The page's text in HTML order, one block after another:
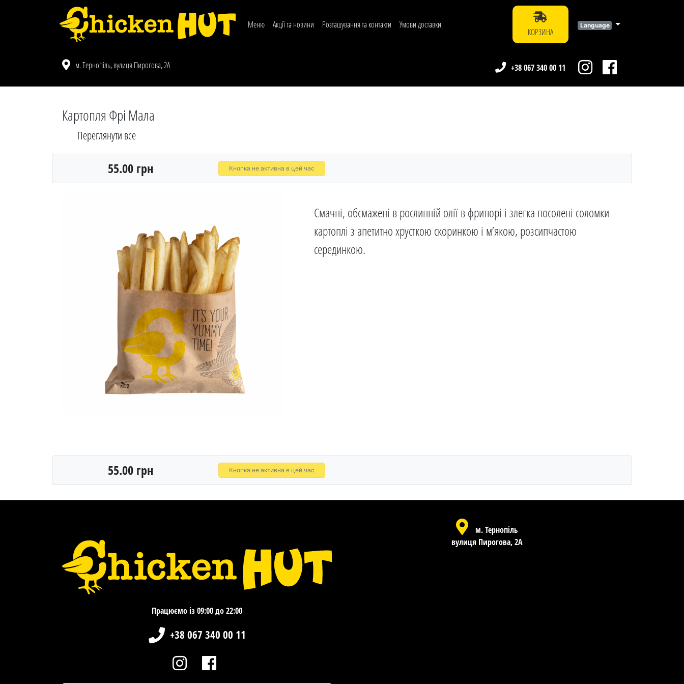
Меню Акції та новини Розташування та контакти Умови доставки
КОРЗИНА
Language
м. Тернопіль, вулиця Пирогова, 2А +38 067 340 00 11
Картопля Фрі Мала
Переглянути все
55.00 грн Кнопка не активна в цей час
Смачні, обсмажені в рослинній олії в фритюрі і злегка посолені соломки
картоплі з апетитно хрусткою скоринкою і м’якою, розсипчастою
серединкою.
55.00 грн Кнопка не активна в цей час
Працюємо із 09:00 до 22:00
+38 067 340 00 11
м. Тернопіль
вулиця Пирогова, 2А